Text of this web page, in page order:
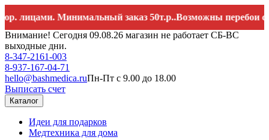
Минимальный заказ 50т.р..Возможны перебои со
Внимание! Сегодня 09.08.26 магазин не работает СБ-ВС
выходные дни.
8-347-2161-003
8-937-167-04-71
hello@bashmedica.ruПн-Пт с 9.00 до 18.00
Выписать счет
Каталог
Идеи для подарков
Медтехника для дома